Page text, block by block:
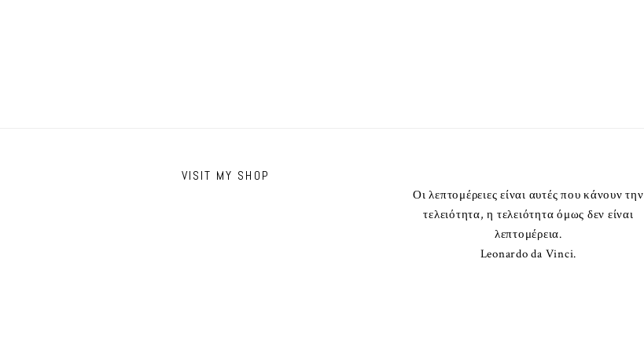
VISIT MY SHOP
Οι λεπτομέρειες είναι αυτές που κάνουν την
τελειότητα, η τελειότητα όμως δεν είναι
λεπτομέρεια.
Leonardo da Vinci.